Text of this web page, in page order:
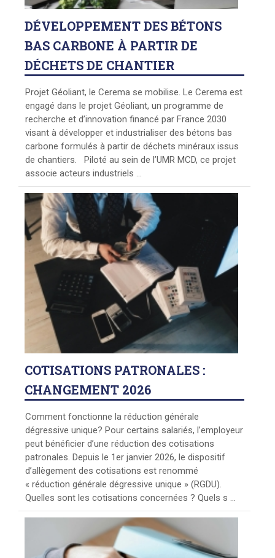
DÉVELOPPEMENTDES BÉTONS
BAS CARBONE À PARTIR DE
DÉCHETS DE CHANTIER
Projet Géoliant, le Cerema se mobilise. Le Cerema est
engagé dans le projet Géoliant, un programme de
recherche et d’innovation financé par France 2030
visant à développer et industrialiser des bétons bas
carbone formulés à partir de déchets minéraux issus
de chantiers. Piloté au sein de l’UMR MCD, ce projet
associe acteurs industriels ...
COTISATIONS PATRONALES :
CHANGEMENT 2026
Comment fonctionne la réduction générale
dégressive unique? Pour certains salariés, l’employeur
peut bénéficier d’une réduction des cotisations
patronales. Depuis le 1er janvier 2026, le dispositif
d’allègement des cotisations est renommé
« réduction générale dégressive unique » (RGDU).
Quelles sont les cotisations concernées ? Quels s ...